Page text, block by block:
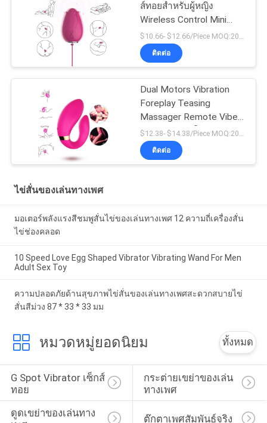
ส์ทอยสำหรับผู้หญิง
Wireless Control Mini
Flower Silicone
ติดต่อ
Dual Motors Vibration
Foreplay Teasing
Massager Remote Vibes
ของเล่นคู่รักผู้ใหญ่
ติดต่อ
ไข่สั่นของเล่นทางเพศ
มอเตอร์พลังแรงสีชมพูสั่นไข่ของเล่นทางเพศ 12 ความถี่เครื่องสั่น
ไข่ช่องคลอด
10 Speed ​​Love Egg Shaped Vibrator Vibrating Wand For Men
Adult Sex Toy
ความปลอดภัยด้านสุขภาพไข่สั่นของเล่นทางเพศสะดวกสบายไข่
สั่นสีม่วง 87 * 33 * 33 มม
หมวดหมู่ยอดนิยม ทั้งหมด
G Spot Vibrator เซ็กส์
ทอย
กระต่ายเขย่าของเล่น
ทางเพศ
ดูดเขย่าของเล่นทาง
ตุ๊กตาเพศสัมพันธ์จริง